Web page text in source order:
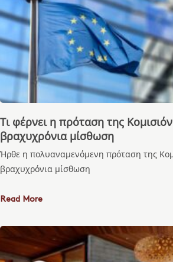
Τι φέρνει η πρόταση της
βραχυχρόνια μίσθωση
Ήρθε η πολυαναμενόμενη πρόταση της
βραχυχρόνια μίσθωση
Read More